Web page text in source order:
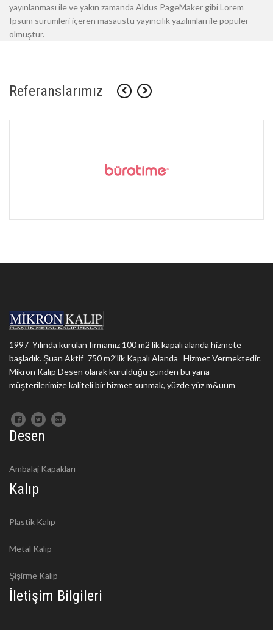
yayınlanması ile ve yakın zamanda Aldus PageMaker gibi Lorem
Ipsum sürümleri içeren masaüstü yayıncılık yazılımları ile popüler
olmuştur.
Referanslarımız
1997 Yılında kurulan firmamız 100 m2 lik kapalı alanda hizmete
başladık. Şuan Aktif 750 m2'lik Kapalı Alanda Hizmet Vermektedir.
Mikron Kalıp Desen olarak kurulduğu günden bu yana
müşterilerimize kaliteli bir hizmet sunmak, yüzde yüz m&uum
Desen
Ambalaj Kapakları
Kalıp
Plastik Kalıp
Metal Kalıp
Şişirme Kalıp
İletişim Bilgileri